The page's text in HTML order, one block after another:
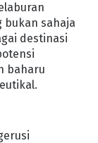
bukan sahaja
destinasi
baharu